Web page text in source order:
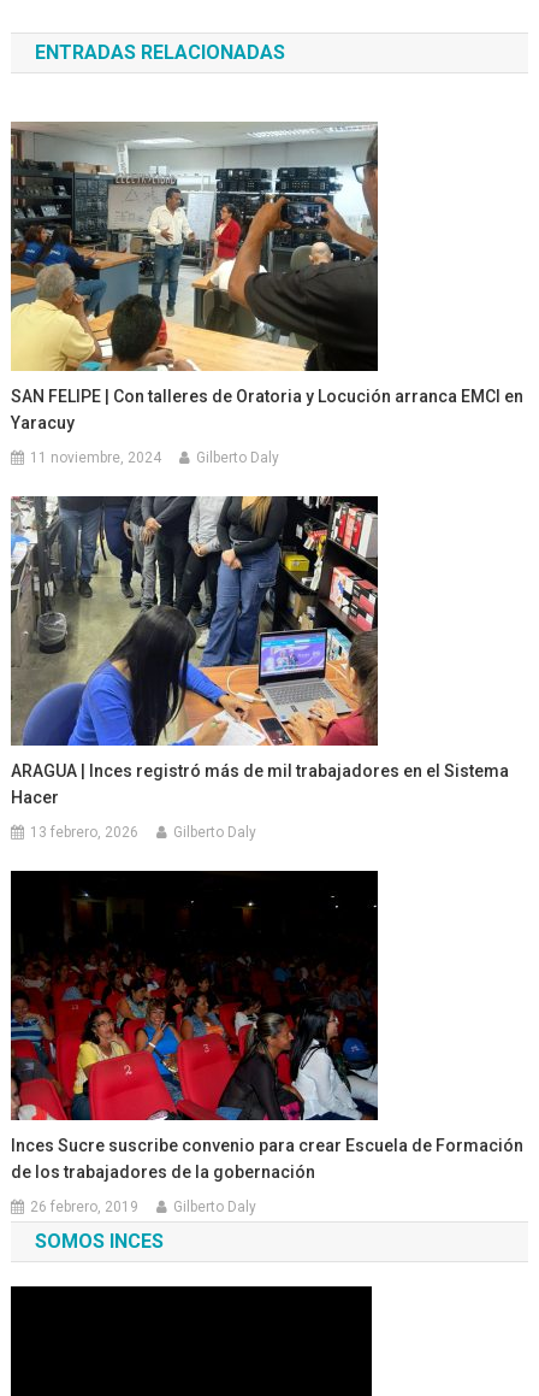
de
entradas
ENTRADAS RELACIONADAS
SAN FELIPE | Con talleres de Oratoria y Locución arranca EMCI en
Yaracuy
11 noviembre, 2024 Gilberto Daly
ARAGUA | Inces registró más de mil trabajadores en el Sistema
Hacer
13 febrero, 2026 Gilberto Daly
Inces Sucre suscribe convenio para crear Escuela de Formación
de los trabajadores de la gobernación
26 febrero, 2019 Gilberto Daly
SOMOS INCES